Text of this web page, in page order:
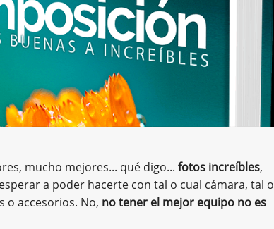
mucho mejores... qué digo... fotos increíbles,
a poder hacerte con tal o cual cámara, tal o
o accesorios. No, no tener el mejor equipo no es